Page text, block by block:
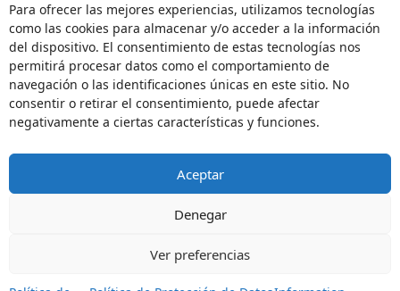
Para ofrecer las mejores experiencias, utilizamos tecnologías
como las cookies para almacenar y/o acceder a la información
del dispositivo. El consentimiento de estas tecnologías nos
permitirá procesar datos como el comportamiento de
navegación o las identificaciones únicas en este sitio. No
consentir o retirar el consentimiento, puede afectar
negativamente a ciertas características y funciones.
Aceptar
Denegar
Ver preferencias
Política de Tratamiento de Datos Personales VECOL
S.A
Política de Derechos de Autor y Uso sobre los
Contenidos
Política Editorial de la Sede Electrónica
Encuesta de usabilidad